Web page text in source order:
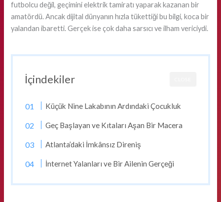
futbolcu değil, geçimini elektrik tamiratı yaparak kazanan bir
amatördü. Ancak dijital dünyanın hızla tükettiği bu bilgi, koca bir
yalandan ibaretti. Gerçek ise çok daha sarsıcı ve ilham vericiydi.
İçindekiler
Küçük Nine Lakabının Ardındaki Çocukluk
Geç Başlayan ve Kıtaları Aşan Bir Macera
Atlanta’daki İmkânsız Direniş
İnternet Yalanları ve Bir Ailenin Gerçeği